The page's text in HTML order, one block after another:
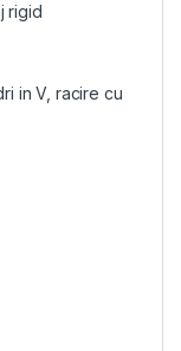
rigid
in V, racire cu